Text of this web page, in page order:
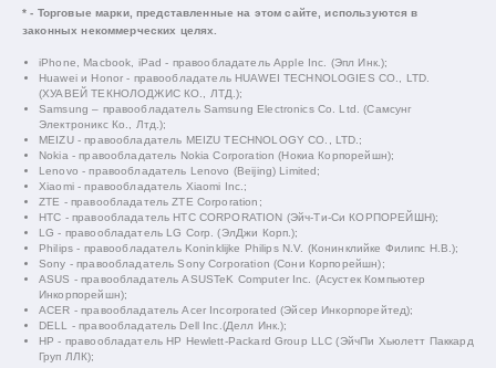
* - Торговые марки, представленные на этом сайте, используются в
законных некоммерческих целях.
iPhone, Macbook, iPad - правообладатель Apple Inc. (Эпл Инк.);
Huawei и Honor - правообладатель HUAWEI TECHNOLOGIES CO., LTD.
(ХУАВЕЙ ТЕКНОЛОДЖИС КО., ЛТД.);
Samsung – правообладатель Samsung Electronics Co. Ltd. (Самсунг
Электроникс Ко., Лтд.);
MEIZU - правообладатель MEIZU TECHNOLOGY CO., LTD.;
Nokia - правообладатель Nokia Corporation (Нокиа Корпорейшн);
Lenovo - правообладатель Lenovo (Beijing) Limited;
Xiaomi - правообладатель Xiaomi Inc.;
ZTE - правообладатель ZTE Corporation;
HTC - правообладатель HTC CORPORATION (Эйч-Ти-Си КОРПОРЕЙШН);
LG - правообладатель LG Corp. (ЭлДжи Корп.);
Philips - правообладатель Koninklijke Philips N.V. (Конинклийке Филипс Н.В.);
Sony - правообладатель Sony Corporation (Сони Корпорейшн);
ASUS - правообладатель ASUSTeK Computer Inc. (Асустек Компьютер
Инкорпорейшн);
ACER - правообладатель Acer Incorporated (Эйсер Инкорпорейтед);
DELL - правообладатель Dell Inc.(Делл Инк.);
HP - правообладатель HP Hewlett-Packard Group LLC (ЭйчПи Хьюлетт Паккард
Груп ЛЛК);